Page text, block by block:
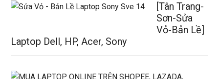
[Tân Trang-
Sơn-Sửa
Vỏ-Bản Lề]
Laptop Dell, HP, Acer, Sony